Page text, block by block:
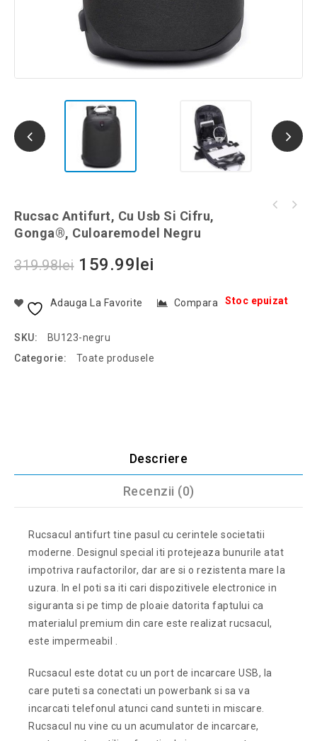
Rucsac Antifurt, Cu Usb Si Cifru,
Gonga®, Culoaremodel Negru
319.98lei 159.99 lei
Stoc epuizat
Adauga La Favorite Compara
SKU:
BU123-negru
Categorie:
Toate produsele
Descriere
Recenzii (0)
Rucsacul antifurt tine pasul cu cerintele societatii
moderne. Designul special iti protejeaza bunurile atat
impotriva raufactorilor, dar are si o rezistenta mare la
uzura. In el poti sa iti cari dispozitivele electronice in
siguranta si pe timp de ploaie datorita faptului ca
materialul premium din care este realizat rucsacul,
este impermeabil .
Rucsacul este dotat cu un port de incarcare USB, la
care puteti sa conectati un powerbank si sa va
incarcati telefonul atunci cand sunteti in miscare.
Rucsacul nu vine cu un acumulator de incarcare,